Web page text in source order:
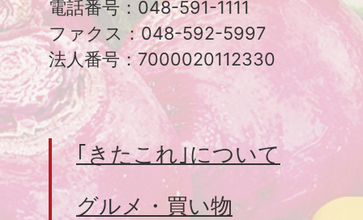
電話番号：048-591-1111
ファクス：048-592-5997
法人番号：7000020112330
｢きたこれ｣について
グルメ・買い物